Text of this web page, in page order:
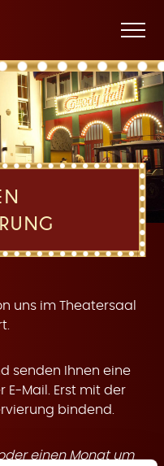
Menü
uns im Theatersaal
senden Ihnen eine
Mail. Erst mit der
bindend.
einen Monat um